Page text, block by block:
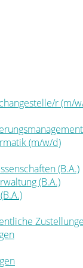
r (m/
(m/w/d)
(B.A.)
(B.A.)